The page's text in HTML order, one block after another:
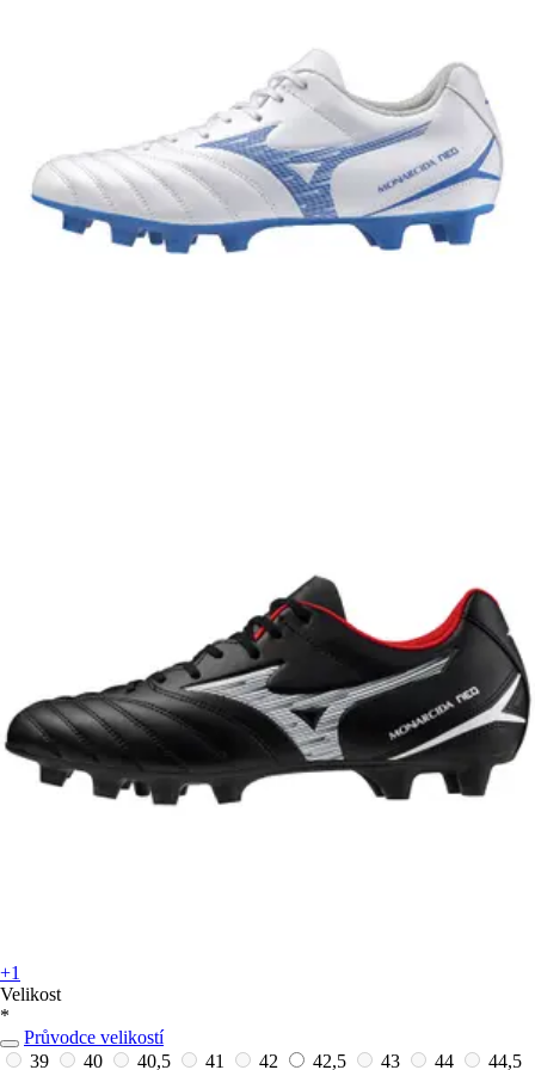
+1
Velikost
*
Průvodce velikostí
39
40 40,5 41 42 42,5 43 44 44,5